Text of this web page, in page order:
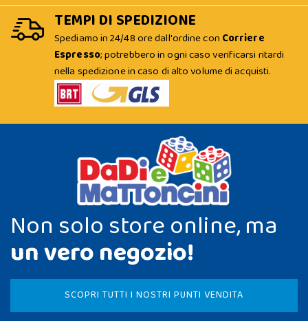
TEMPI DI SPEDIZIONE
Spediamo in 24/48 ore dall'ordine con Corriere
Espresso; potrebbero in ogni caso verificarsi ritardi
nella spedizione in caso di alto volume di acquisti.
Non solo store online, ma
un vero negozio!
SCOPRI TUTTI I NOSTRI PUNTI VENDITA